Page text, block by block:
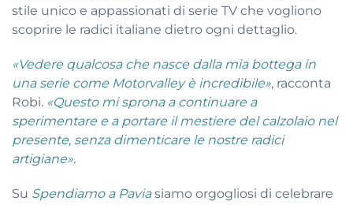
stile unico e appassionati di serie TV che vogliono
scoprire le radici italiane dietro ogni dettaglio.
«Vedere qualcosa che nasce dalla mia bottega in
una serie come Motorvalley è incredibile», racconta
Robi. «Questo mi sprona a continuare a
sperimentare e a portare il mestiere del calzolaio nel
presente, senza dimenticare le nostre radici
artigiane».
Su Spendiamo a Paviasiamo orgogliosi di celebrare